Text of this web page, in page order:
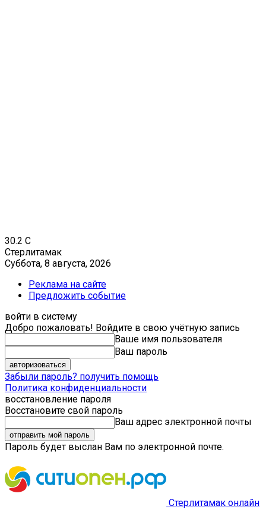
30.2 C
Стерлитамак
Суббота, 8 августа, 2026
Реклама на сайте
Предложить событие
войти в систему
Добро пожаловать! Войдите в свою учётную запись
Ваше имя пользователя
Ваш пароль
Забыли пароль? получить помощь
Политика конфиденциальности
восстановление пароля
Восстановите свой пароль
Ваш адрес электронной почты
Пароль будет выслан Вам по электронной почте.
Стерлитамак онлайн